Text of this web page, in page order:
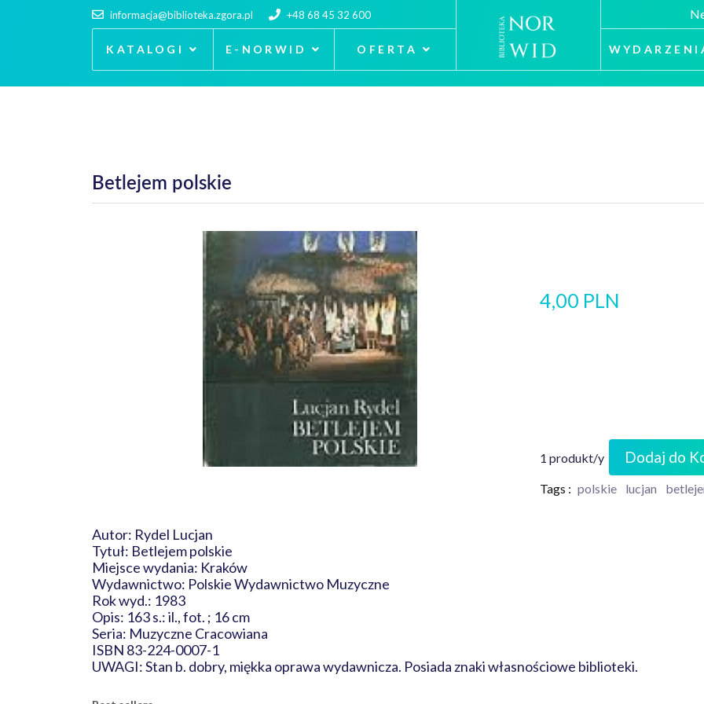
informacja@biblioteka.zgora.pl +48 68 45 32 600
KATALOGI E-NORWID OFERTA
Betlejem polskie
4,00 PLN
1 produkt/y Dodaj do
Tags : polskie lucjan
Autor: Rydel Lucjan
Tytuł: Betlejem polskie
Miejsce wydania: Kraków
Wydawnictwo: Polskie Wydawnictwo Muzyczne
Rok wyd.: 1983
Opis: 163 s.: il., fot. ; 16 cm
Seria: Muzyczne Cracowiana
ISBN 83-224-0007-1
UWAGI: Stan b. dobry, miękka oprawa wydawnicza. Posiada znaki własnościowe biblioteki.